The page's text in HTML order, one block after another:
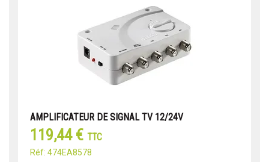
AMPLIFICATEUR DE SIGNAL TV 12/24V
119,44 € TTC
Réf: 474EA8578